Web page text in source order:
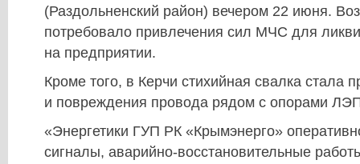
(Раздольненский район) вечером 22 июня.
потребовало привлечения сил МЧС для
на предприятии.
Кроме того, в Керчи стихийная свалка стала
и повреждения провода рядом с опорами
«Энергетики ГУП РК «Крымэнерго»
сигналы, аварийно-восстановительные